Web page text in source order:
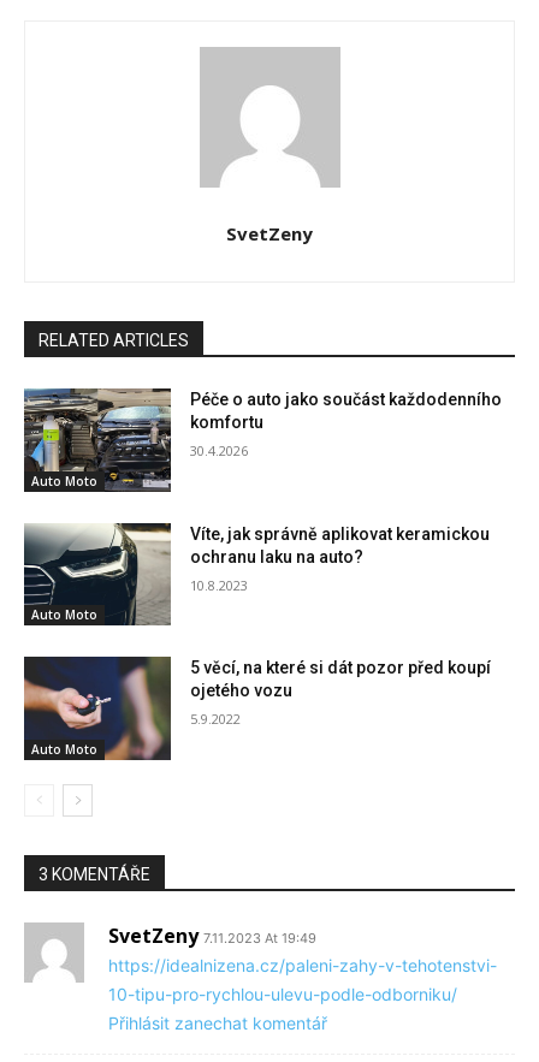
SvetZeny
RELATED ARTICLES
Auto Moto
Péče o auto jako součást každodenního
komfortu
30.4.2026
Auto Moto
Víte, jak správně aplikovat keramickou
ochranu laku na auto?
10.8.2023
Auto Moto
5 věcí, na které si dát pozor před koupí
ojetého vozu
5.9.2022
3 KOMENTÁŘE
SvetZeny 7.11.2023 At 19:49
https://idealnizena.cz/paleni-zahy-v-tehotenstvi-
10-tipu-pro-rychlou-ulevu-podle-odborniku/
Přihlásit zanechat komentář